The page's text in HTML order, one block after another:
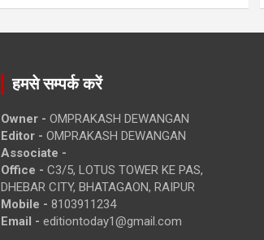
हमसे सम्पर्क करें
Owner - OMPRAKASH DEWANGAN
Editor - OMPRAKASH DEWANGAN
Associate -
Office - C3/5, LOTUS TOWER KE PAS,
DHEBAR CITY, BHATAGAON, RAIPUR
Mobile - 8103911234
Email - editiontoday1@gmail.com